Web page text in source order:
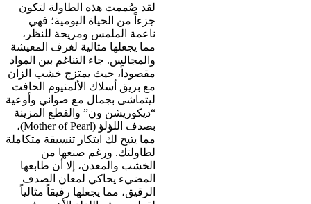
لقد صُممت هذه الطاولة لتكون
جزءاً من الحياة اليومية؛ فهي
ناعمة الملمس ومريحة للنظر،
مما يجعلها مثالية لغرف المعيشة
والمجالس. جاء التناغم بين المواد
مقصوداً، حيث يمتزج خشب الزان
مع بريق أسلاك الألمنيوم الخافت
ليتماشى بجمال مع صواني وأوعية
“ديكوريشن ون” والقطع المزينة
بصدف اللؤلؤ (Mother of Pearl)،
مما يتيح لك ابتكار تنسيقة متكاملة
لطاولتك. ورغم صنعها من
الخشب والمعدن، إلا أن طابعها
المضيء يحاكي لمعان الصدف
الرقيق، مما يجعلها رفيقاً مثالياً